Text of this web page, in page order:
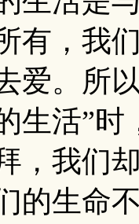
有，我
爱。所
生活”
，我们
的生命